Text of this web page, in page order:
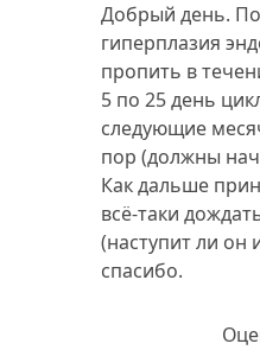
Добрый день.
гиперплазия
пропить в
5 по 25 день
следующие
пор (должны
Как дальше
всё-таки
(наступит ли он
спасибо.